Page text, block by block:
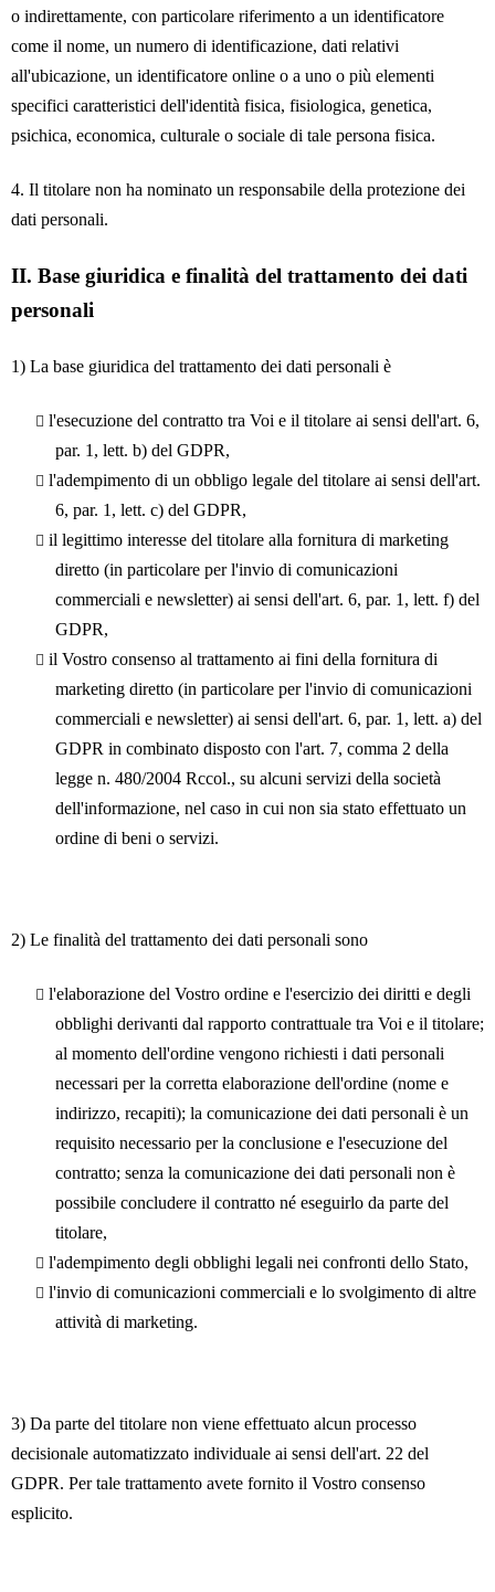
o indirettamente, con particolare riferimento a un identificatore
come il nome, un numero di identificazione, dati relativi
all'ubicazione, un identificatore online o a uno o più elementi
specifici caratteristici dell'identità fisica, fisiologica, genetica,
psichica, economica, culturale o sociale di tale persona fisica.
4. Il titolare non ha nominato un responsabile della protezione dei
dati personali.
II. Base giuridica e finalità del trattamento dei dati
personali
1) La base giuridica del trattamento dei dati personali è
l'esecuzione del contratto tra Voi e il titolare ai sensi dell'art. 6,
par. 1, lett. b) del GDPR,
l'adempimento di un obbligo legale del titolare ai sensi dell'art.
6, par. 1, lett. c) del GDPR,
il legittimo interesse del titolare alla fornitura di marketing
diretto (in particolare per l'invio di comunicazioni
commerciali e newsletter) ai sensi dell'art. 6, par. 1, lett. f) del
GDPR,
il Vostro consenso al trattamento ai fini della fornitura di
marketing diretto (in particolare per l'invio di comunicazioni
commerciali e newsletter) ai sensi dell'art. 6, par. 1, lett. a) del
GDPR in combinato disposto con l'art. 7, comma 2 della
legge n. 480/2004 Rccol., su alcuni servizi della società
dell'informazione, nel caso in cui non sia stato effettuato un
ordine di beni o servizi.
2) Le finalità del trattamento dei dati personali sono
l'elaborazione del Vostro ordine e l'esercizio dei diritti e degli
obblighi derivanti dal rapporto contrattuale tra Voi e il titolare;
al momento dell'ordine vengono richiesti i dati personali
necessari per la corretta elaborazione dell'ordine (nome e
indirizzo, recapiti); la comunicazione dei dati personali è un
requisito necessario per la conclusione e l'esecuzione del
contratto; senza la comunicazione dei dati personali non è
possibile concludere il contratto né eseguirlo da parte del
titolare,
l'adempimento degli obblighi legali nei confronti dello Stato,
l'invio di comunicazioni commerciali e lo svolgimento di altre
attività di marketing.
3) Da parte del titolare non viene effettuato alcun processo
decisionale automatizzato individuale ai sensi dell'art. 22 del
GDPR. Per tale trattamento avete fornito il Vostro consenso
esplicito.